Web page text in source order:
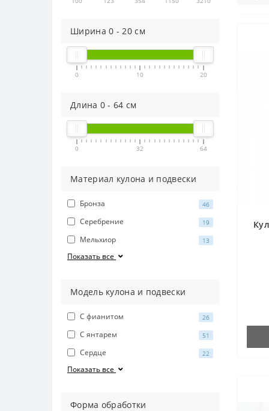
Ширина0 - 20см
0 10 20
Длина 0 -64 см
0 32 64
Материал кулона и подвески
Бронза 46
Серебрение 19
Мельхиор 13
Показать все
Модель кулона и подвески
С фианитом 26
С янтарем 51
Сердце 22
Показать все
Форма обработки